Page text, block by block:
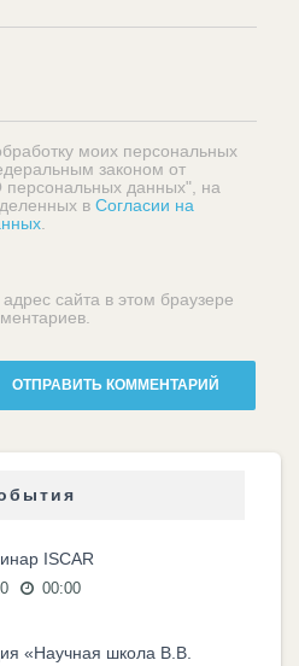
моих персональных
законом от
данных", на
в Согласии на
сайта в этом браузере
ISCAR
00:00
«Научная школа В.В.